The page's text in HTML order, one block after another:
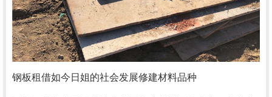
钢板租借如今日姐的社会发展修建材料品种